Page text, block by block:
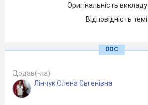
Оригінальність викладу
Відповідність темі
DOC
Додав(-ла)
Лінчук Oленa Євгенівна